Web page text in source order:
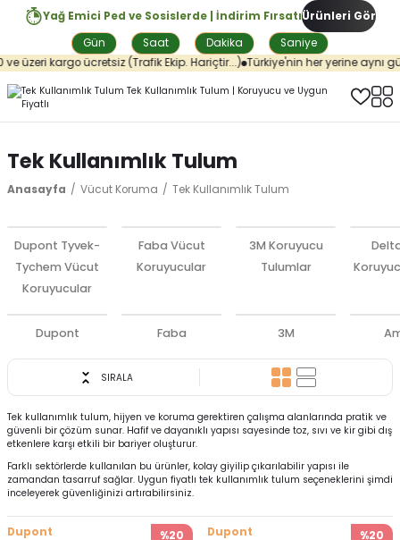
Yağ Emici Ped ve Sosislerde | İndirim Fırsatı
Gün
Saat Dakika Saniye
Ürünleri Gör
kargo ücretsiz (Trafik Ekip. Hariçtir...) Türkiye'nin her yerine aynı günde
Tek Kullanımlık Tulum
Anasayfa Vücut Koruma Tek Kullanımlık Tulum
Dupont Tyvek-
Tychem Vücut
Koruyucular
Faba Vücut
Koruyucular
3M Koruyucu
Tulumlar
Dupont Faba 3M
SIRALA
Tek kullanımlık tulum, hijyen ve koruma gerektiren çalışma alanlarında pratik ve
güvenli bir çözüm sunar. Hafif ve dayanıklı yapısı sayesinde toz, sıvı ve kir gibi dış
etkenlere karşı etkili bir bariyer oluşturur.
Farklı sektörlerde kullanılan bu ürünler, kolay giyilip çıkarılabilir yapısı ile
zamandan tasarruf sağlar. Uygun fiyatlı tek kullanımlık tulum seçeneklerini şimdi
inceleyerek güvenliğinizi artırabilirsiniz.
%20
Dupont %20
Dupont